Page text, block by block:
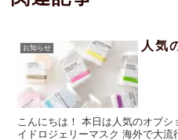
お知らせ 人気
こんにちは！ 本日は人気のオプションメニューのご紹介です！ ①ハ
イドロジェリーマスク 海外で大流行したハイドロジェリーマスク！